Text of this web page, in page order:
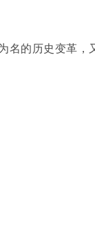
名的历史变革